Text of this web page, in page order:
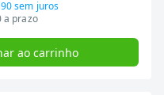
sem juros
a prazo
ao carrinho